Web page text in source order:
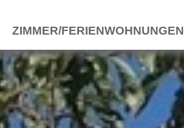
ZIMMER/FERIENWOHNUNGEN